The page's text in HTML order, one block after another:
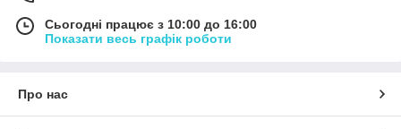
Сьогодні працює з 10:00 до 16:00
Показати весь графік роботи
Про нас